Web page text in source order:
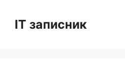
вмістуIT записник